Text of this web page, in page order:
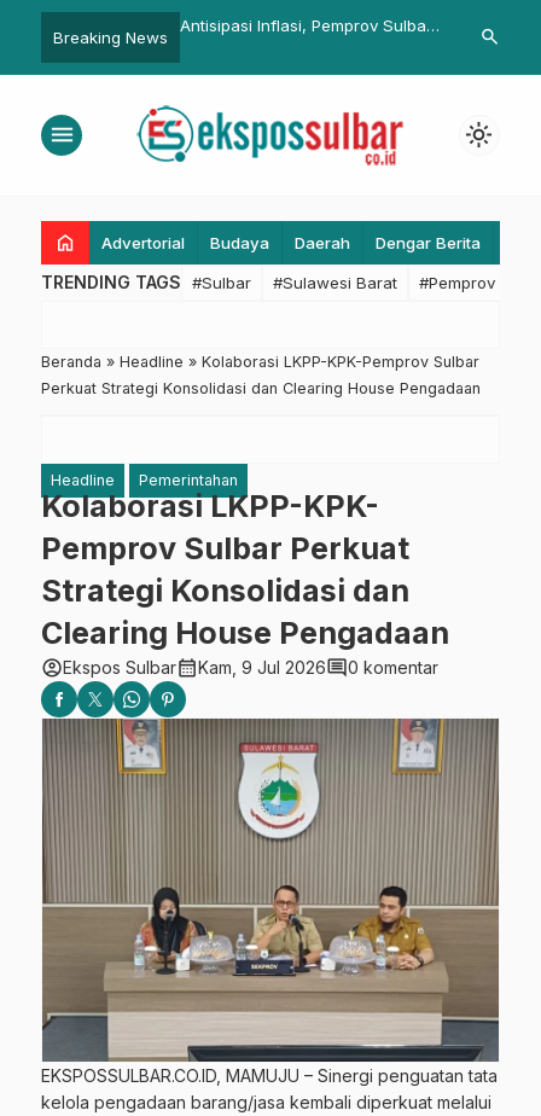
Breaking News
Murah: Harga Lebih
Persen dari Pasar
Investasi Rebana, Ridwan Kamil:
Warung
search
menu light_mode
home Advertorial Budaya Daerah Dengar Berita
TRENDING TAGS #Sulbar #Sulawesi Barat #Pemprov
Beranda » Headline » Kolaborasi LKPP-KPK-Pemprov Sulbar
Perkuat Strategi Konsolidasi dan Clearing House Pengadaan
Headline Pemerintahan
Kolaborasi LKPP-KPK-
Pemprov Sulbar Perkuat
Strategi Konsolidasi dan
Clearing House Pengadaan
account_circleEkspos Sulbarcalendar_monthKam, 9 Jul 2026comment0 komentar
EKSPOSSULBAR.CO.ID, MAMUJU – Sinergi penguatan tata
kelola pengadaan barang/jasa kembali diperkuat melalui